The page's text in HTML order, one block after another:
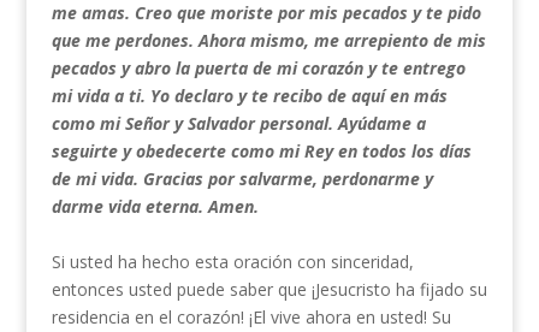
me amas. Creo que moriste por mis pecados y te pido
que me perdones. Ahora mismo, me arrepiento de mis
pecados y abro la puerta de mi corazón y te entrego
mi vida a ti. Yo declaro y te recibo de aquí en más
como mi Señor y Salvador personal. Ayúdame a
seguirte y obedecerte como mi Rey en todos los días
de mi vida. Gracias por salvarme, perdonarme y
darme vida eterna. Amen.
Si usted ha hecho esta oración con sinceridad,
entonces usted puede saber que ¡Jesucristo ha fijado su
residencia en el corazón! ¡El vive ahora en usted! Su